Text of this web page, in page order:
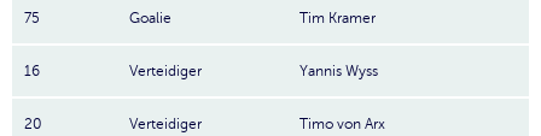
75 Goalie Tim Kramer
16 Verteidiger Yannis Wyss
20 Verteidiger Timo von Arx